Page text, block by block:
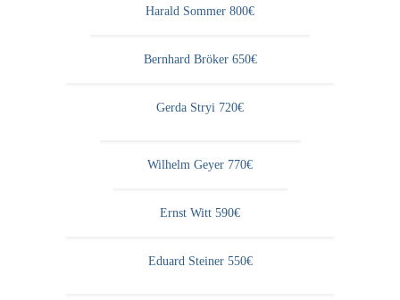
Tägliche Dosis Kunst
Themenflyer: Buch und Schrift in der Kunst
Harald Sommer 800€
Bernhard Bröker 650€
Gerda Stryi 720€
Wilhelm Geyer 770€
Ernst Witt 590€
Eduard Steiner 550€